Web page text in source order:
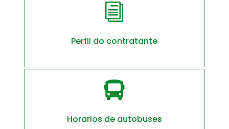
i
Perfil do contratante

Horarios de autobuses